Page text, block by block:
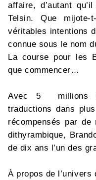
affaire, d’autant
Telsin. Que
véritables intentions
connue sous le nom
La course pour les
que commencer…
Avec 5 millions
traductions dans
récompensés par
dithyrambique,
de dix ans l’un des
À propos de